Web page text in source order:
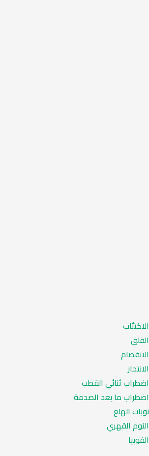
الاكتئاب
القلق
الانفصام
الانتحار
اضطراب ثنائي القطب
اضطراب ما بعد الصدمة
نوبات الهلع
النوم القهري
الفوبيا